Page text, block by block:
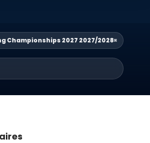
Championships 2027 2027/2028×